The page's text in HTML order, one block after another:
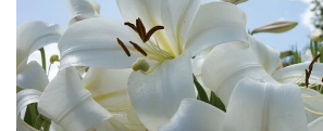
Outros Pets